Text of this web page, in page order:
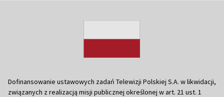
Dofinansowanie ustawowych zadań Telewizji Polskiej S.A. w likwidacji,
związanych z realizacją misji publicznej określonej w art. 21 ust. 1